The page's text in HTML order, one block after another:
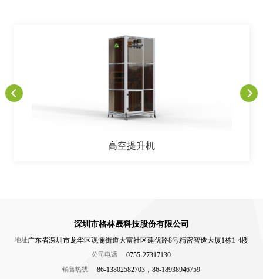
高空提升机
深圳市格林晟科技股份有限公司
地址广东省深圳市龙华区观澜街道大富社区建优路8号精密智造大厦1栋1-4楼
公司电话 0755-27317130
销售热线 86-13802582703，86-18938946759